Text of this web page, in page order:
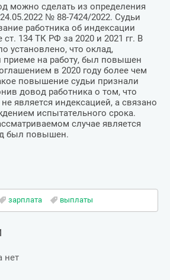
можно сделать из определения
№ 88-7424/2022. Судьи
работника об индексации
134 ТК РФ за 2020 и 2021 гг. В
установлено, что оклад,
приеме на работу, был повышен
в 2020 году более чем
повышение судьи признали
довод работника о том, что
является индексацией, а связано
испытательного срока.
случае является
был повышен.
зарплата выплаты
нет